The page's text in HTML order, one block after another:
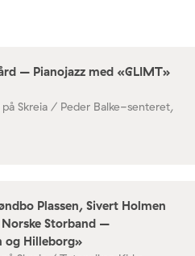
– Pianojazz med «GLIMT»
på Skreia / Peder Balke-senteret,
Plassen, Sivert Holmen
Storband –
og Hilleborg»